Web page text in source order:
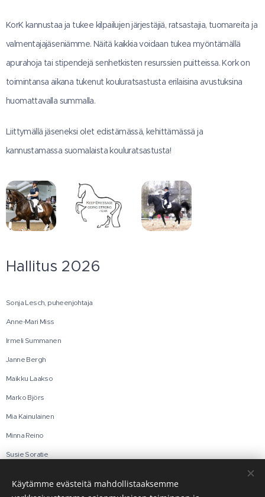
KorK kannustaa ja tukee kilpailujen järjestäjiä, ratsastajia, tuomareita ja
valmentajajäseniämme. Näitä kaikkia voidaan tukea myöntämällä
apurahoja tai stipendejä senhetkisten resurssien puitteissa. Kork on
toimintansa aikana tukenut kouluratsastusta erilaisina avustuksina
huomattavalla summalla.
Liittymällä jäseneksi olet edistämässä, kehittämässä ja
kannustamassa suomalaista kouluratsastusta!
Hallitus 2026
Sonja Lesch, puheenjohtaja
Anne-Mari Miss
Irmeli Summanen
Janne Bergh
Maikku Laakso
Marko Björs
Mia Kainulainen
Minna Reino
Susie Soratie
Käytämme evästeitä mahdollistaaksemme